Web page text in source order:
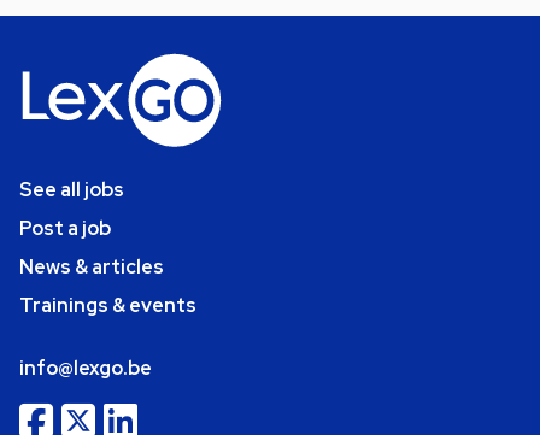
See all jobs
Post a job
News & articles
Trainings & events
info@lexgo.be